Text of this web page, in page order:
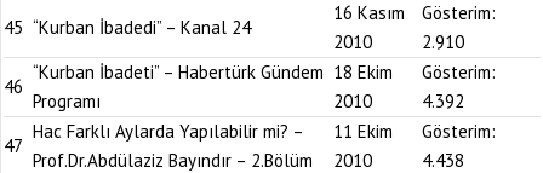
45 “Kurban İbadedi” – Kanal 24
16 Kasım
2010
Gösterim:
2.910
46
“Kurban İbadeti” – Habertürk Gündem
Programı
18 Ekim
2010
Gösterim:
4.392
47
Hac Farklı Aylarda Yapılabilir mi? –
Prof.Dr.Abdülaziz Bayındır – 2.Bölüm
11 Ekim
2010
Gösterim:
4.438